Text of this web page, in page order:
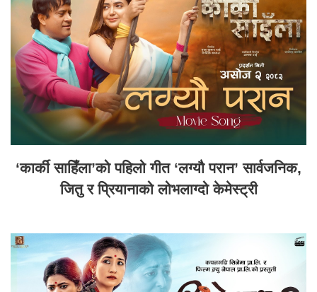
‘कार्की साहिँला’को पहिलो गीत ‘लग्यौ परान’ सार्वजनिक,
जितु र प्रियानाको लोभलाग्दो केमेस्ट्री